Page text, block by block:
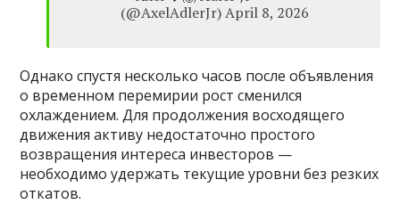
(@AxelAdlerJr) April 8, 2026
Однако спустя несколько часов после объявления
о временном перемирии рост сменился
охлаждением. Для продолжения восходящего
движения активу недостаточно простого
возвращения интереса инвесторов —
необходимо удержать текущие уровни без резких
откатов.